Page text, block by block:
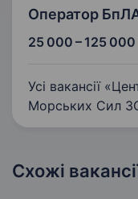
Оператор
25 000 – 125 000
Усі вакансії
Морських Сил
Схожі